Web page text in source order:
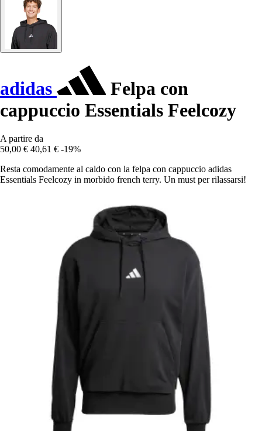
adidas
Felpa con
cappuccio Essentials Feelcozy
A partire da
50,00 € 40,61 € -19%
Resta comodamente al caldo con la felpa con cappuccio adidas
Essentials Feelcozy in morbido french terry. Un must per rilassarsi!